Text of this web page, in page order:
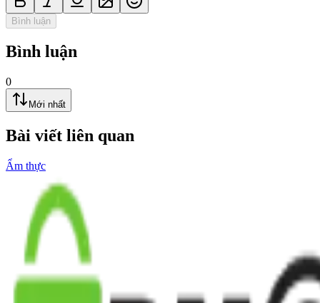
Bình luận
Bình luận
0
Mới nhất
Bài viết liên quan
Ẩm thực